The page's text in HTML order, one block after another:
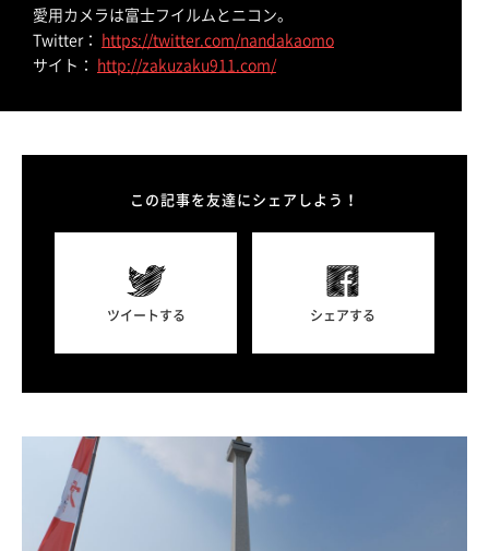
愛用カメラは富士フイルムとニコン。
Twitter：
https://twitter.com/nandakaomo
サイト：
http://zakuzaku911.com/
この記事を友達にシェアしよう！
ツイートする シェアする